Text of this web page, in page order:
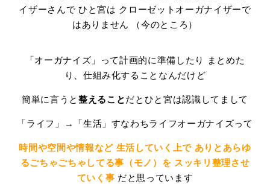
イザーさんで ひと宮は クローゼットオーガナイザーで
はありません （今のところ）
「オーガナイズ」って計画的に準備したり まとめた
り、仕組み化することなんだけど
簡単に言うと整えることだとひと宮は認識してまして
「ライフ」→「生活」すなわちライフオーガナイズって
時間や空間や情報など 生活していく上で ありとあらゆ
るごちゃごちゃしてる事（モノ）を スッキリ整理させ
ていく事 だと思っています